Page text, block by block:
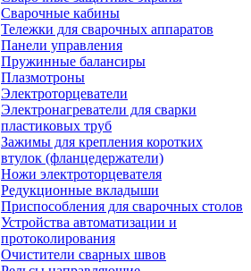
Сварочные кабины
Тележки для сварочных аппаратов
Панели управления
Пружинные балансиры
Плазмотроны
Электроторцеватели
Электронагреватели для сварки
пластиковых труб
Зажимы для крепления коротких
втулок (фланцедержатели)
Ножи электроторцевателя
Редукционные вкладыши
Приспособления для сварочных столов
Устройства автоматизации и
протоколирования
Очистители сварных швов